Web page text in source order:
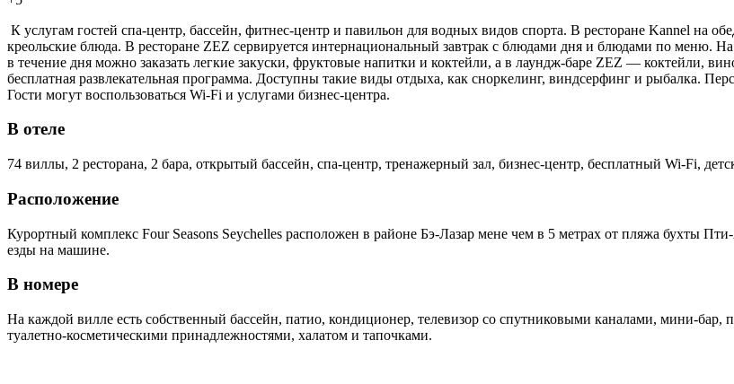
К услугам гостей спа-центр, бассейн, фитнес-центр и павильон для водных видов спорта. В ресторане Kannel на
креольские блюда. В ресторане ZEZ сервируется интернациональный завтрак с блюдами дня и блюдами по меню.
в течение дня можно заказать легкие закуски, фруктовые напитки и коктейли, а в лаундж-баре ZEZ — коктейли,
бесплатная развлекательная программа. Доступны такие виды отдыха, как сноркелинг, виндсерфинг и рыбалка.
Гости могут воспользоваться Wi-Fi и услугами бизнес-центра.
В отеле
74 виллы, 2 ресторана, 2 бара, открытый бассейн, спа-центр, тренажерный зал, бизнес-центр, бесплатный Wi-Fi,
Расположение
Курортный комплекс Four Seasons Seychelles расположен в районе Бэ-Лазар мене чем в 5 метрах от пляжа бухты
езды на машине.
В номере
На каждой вилле есть собственный бассейн, патио, кондиционер, телевизор со спутниковыми каналами, мини-
туалетно-косметическими принадлежностями, халатом и тапочками.